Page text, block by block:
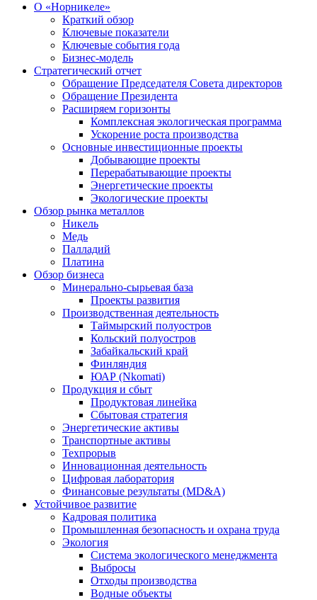
О «Норникеле»
Краткий обзор
Ключевые показатели
Ключевые события года
Бизнес-модель
Стратегический отчет
Обращение Председателя Совета директоров
Обращение Президента
Расширяем горизонты
Комплексная экологическая программа
Ускорение роста производства
Основные инвестиционные проекты
Добывающие проекты
Перерабатывающие проекты
Энергетические проекты
Экологические проекты
Обзор рынка металлов
Никель
Медь
Палладий
Платина
Обзор бизнеса
Минерально-сырьевая база
Проекты развития
Производственная деятельность
Таймырский полуостров
Кольский полуостров
Забайкальский край
Финляндия
ЮАР (Nkomati)
Продукция и сбыт
Продуктовая линейка
Сбытовая стратегия
Энергетические активы
Транспортные активы
Техпрорыв
Инновационная деятельность
Цифровая лаборатория
Финансовые результаты (MD&A)
Устойчивое развитие
Кадровая политика
Промышленная безопасность и охрана труда
Экология
Система экологического менеджмента
Выбросы
Отходы производства
Водные объекты